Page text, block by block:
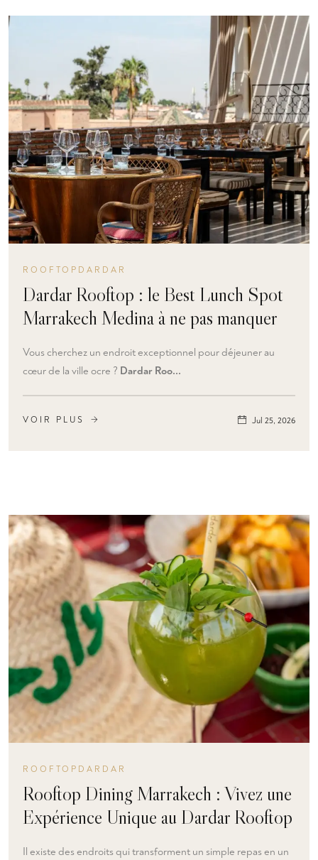
ROOFTOPDARDAR
Dardar Rooftop : le Best Lunch Spot
Marrakech Medina à ne pas manquer
Vous cherchez un endroit exceptionnel pour déjeuner au
cœur de la ville ocre ? Dardar Roo...
VOIR PLUS Jul 25, 2026
ROOFTOPDARDAR
Rooftop Dining Marrakech : Vivez une
Expérience Unique au Dardar Rooftop
Il existe des endroits qui transforment un simple repas en un